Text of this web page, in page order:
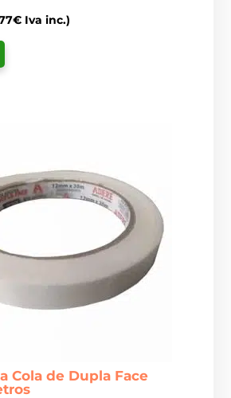
€ Iva inc.)
Cola de Dupla Face